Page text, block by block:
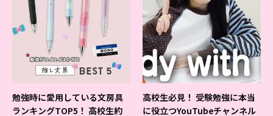
勉強時に愛用している文房具
ランキングTOP5！ 高校生約
高校生必見！ 受験勉強に本当
に役立つYouTubeチャンネル